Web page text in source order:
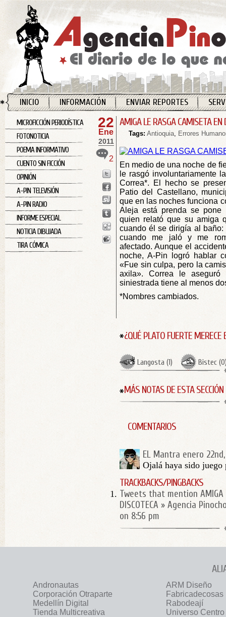
INICIO INFORMACIÓN ENVIAR REPORTES
MICROFICCIÓN PERIODÍSTICA
FOTONOTICIA
POEMA INFORMATIVO
CUENTO SIN FICCIÓN
OPINIÓN
A-PIN TELEVISIÓN
A-PIN RADIO
INFORME ESPECIAL
NOTICIA DIBUJADA
TIRA CÓMICA
22
Ene
2011
2
AMIGA LE RASGA CAMISETA EN
Tags: Antioquia, Errores
En medio de una noche de
le rasgó involuntariamente
Correa*. El hecho se
Patio del Castellano,
que en las noches funciona
Aleja está prenda se pone
quien relató que su amiga
cuando él se dirigía al
cuando me jaló y me
afectado. Aunque el
noche, A-Pin logró hablar
«Fue sin culpa, pero la
axila». Correa le
siniestrada tiene al menos
*Nombres cambiados.
¿QUÉ PLATO FUERTE MERECE
Langosta (1) Bistec (0
MÁS NOTAS DE ESTA SECCIÓN
COMENTARIOS
EL Mantra enero 22nd,
Ojalá haya sido
TRACKBACKS/PINGBACKS
Tweets that mention AMIGA
DISCOTECA » Agencia
on 8:56 pm
Andronautas
ARM Diseño
Corporación Otraparte
Fabricadecosas
Medellín Digital
Rabodeají
Tienda Multicreativa
Universo Centro